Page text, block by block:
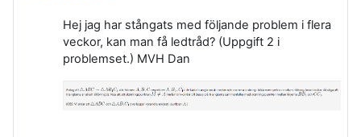
Hej jag har stångats med följande problem i flera
veckor, kan man få ledtråd? (Uppgift 2 i
problemset.) MVH Dan